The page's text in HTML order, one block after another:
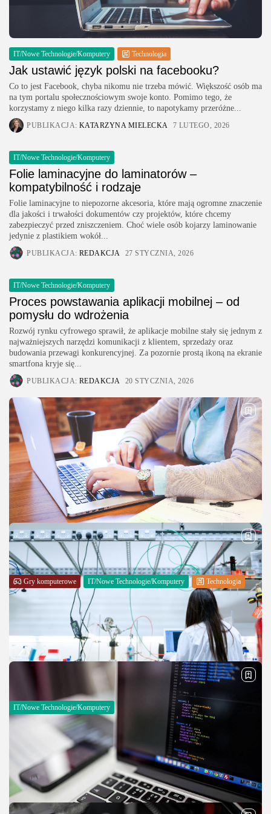
IT/Nowe Technologie/Komputery Technologia
Jak ustawić język polski na facebooku?
Co to jest Facebook, chyba nikomu nie trzeba mówić. Większość osób ma
na tym portalu społecznościowym swoje konto. Pomimo tego, że
korzystamy z niego kilka razy dziennie, to napotykamy przeróżne...
PUBLIKACJA: KATARZYNA MIELECKA 7 LUTEGO, 2026
IT/Nowe Technologie/Komputery
Folie laminacyjne do laminatorów –
kompatybilność i rodzaje
Folie laminacyjne to niepozorne akcesoria, które mają ogromne znaczenie
dla jakości i trwałości dokumentów czy projektów, które chcemy
zabezpieczyć przed zniszczeniem. Choć wiele osób kojarzy laminowanie
jedynie z plastikiem wokół...
PUBLIKACJA: REDAKCJA 27 STYCZNIA, 2026
IT/Nowe Technologie/Komputery
Proces powstawania aplikacji mobilnej – od
pomysłu do wdrożenia
Rozwój rynku cyfrowego sprawił, że aplikacje mobilne stały się jednym z
najważniejszych narzędzi komunikacji z klientem, sprzedaży oraz
budowania przewagi konkurencyjnej. Za pozornie prostą ikoną na ekranie
smartfona kryje się...
PUBLIKACJA: REDAKCJA 20 STYCZNIA, 2026
Gry komputerowe IT/Nowe Technologie/Komputery Technologia
Kasowanie plików prefetch – kiedy i po co?
Istota prefetchingu Jest to technika używana w informatyce w celu
usprawniania procesu ładowania się programów i wszelkiego rodzaju
aplikacji. Polega ona na wcześniejszym załadowaniu danych z pamięci
podręcznej lub z dysku twardego...
PUBLIKACJA: KATARZYNA MIELECKA 11 STYCZNIA, 2026
IT/Nowe Technologie/Komputery
Precyzja w laboratorium – jak wybrać idealną
W świecie badań laboratoryjnych precyzja i powtarzalność to fundament
każdej analizy. Jednym z najważniejszych narzędzi, które gwarantuje
dokładność pracy, jest pipeta automatyczna. To niezastąpione urządzenie
umożliwia precyzyjne odmierzanie i przenoszenie...
PUBLIKACJA: REDAKCJA 9 PAŹDZIERNIKA, 2025